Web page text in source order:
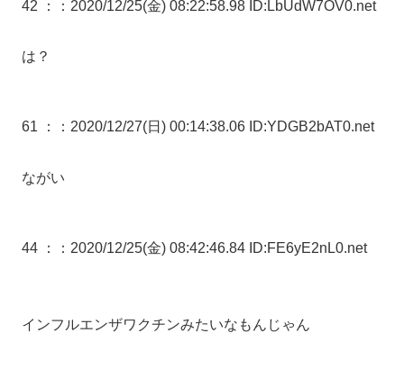
42 ： ：2020/12/25(金) 08:22:58.98 ID:LbUdW7OV0.net
は？
61 ： ：2020/12/27(日) 00:14:38.06 ID:YDGB2bAT0.net
ながい
44 ： ：2020/12/25(金) 08:42:46.84 ID:FE6yE2nL0.net
インフルエンザワクチンみたいなもんじゃん